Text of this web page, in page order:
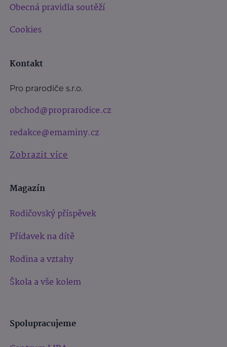
Obecná pravidla soutěží
Cookies
Kontakt
Pro prarodiče s.r.o.
obchod@proprarodice.cz
redakce@emaminy.cz
Zobrazit více
Magazín
Rodičovský příspěvek
Přídavek na dítě
Rodina a vztahy
Škola a vše kolem
Spolupracujeme